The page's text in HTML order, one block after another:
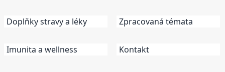
Doplňky stravy a léky
Imunita a wellness
Zpracovaná témata
Kontakt